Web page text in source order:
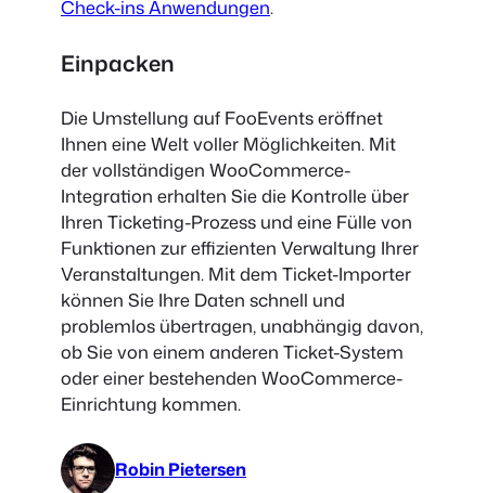
Check-ins Anwendungen.
Einpacken
Die Umstellung auf FooEvents eröffnet
Ihnen eine Welt voller Möglichkeiten. Mit
der vollständigen WooCommerce-
Integration erhalten Sie die Kontrolle über
Ihren Ticketing-Prozess und eine Fülle von
Funktionen zur effizienten Verwaltung Ihrer
Veranstaltungen. Mit dem Ticket-Importer
können Sie Ihre Daten schnell und
problemlos übertragen, unabhängig davon,
ob Sie von einem anderen Ticket-System
oder einer bestehenden WooCommerce-
Einrichtung kommen.
Robin Pietersen